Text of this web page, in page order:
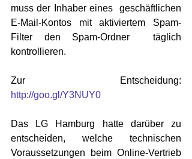
muss der Inhaber eines  geschäftlichen
E-Mail-Kontos mit aktiviertem Spam-
Filter den Spam-Ordner  täglich
kontrollieren.
http://goo.gl/Y3NUY0
Das LG Hamburg hatte darüber zu
entscheiden, welche technischen
Voraussetzungen beim Online-Vertrieb